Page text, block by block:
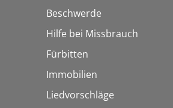
Beschwerde
Hilfe bei Missbrauch
Fürbitten
Immobilien
Liedvorschläge